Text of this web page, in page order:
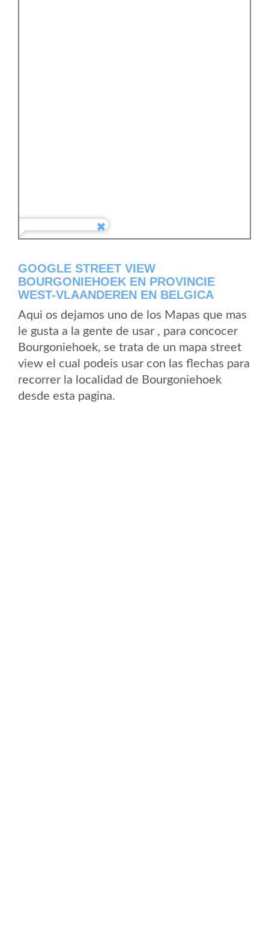
GOOGLE STREET VIEW
BOURGONIEHOEK EN PROVINCIE
WEST-VLAANDEREN EN BELGICA
Aqui os dejamos uno de los Mapas que mas
le gusta a la gente de usar , para concocer
Bourgoniehoek, se trata de un mapa street
view el cual podeis usar con las flechas para
recorrer la localidad de Bourgoniehoek
desde esta pagina.